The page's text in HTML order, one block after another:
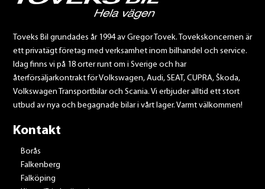
Toveks Bil grundades år 1994 av Gregor Tovek. Tovekskoncernen är
ett privatägt företag med verksamhet inom bilhandel och service.
Idag finns vi på 18 orter runt om i Sverige och har
återförsäljarkontrakt för Volkswagen, Audi, SEAT, CUPRA, Škoda,
Volkswagen Transportbilar och Scania. Vi erbjuder alltid ett stort
utbud av nya och begagnade bilar i vårt lager. Varmt välkommen!
Kontakt
Borås
Falkenberg
Falköping